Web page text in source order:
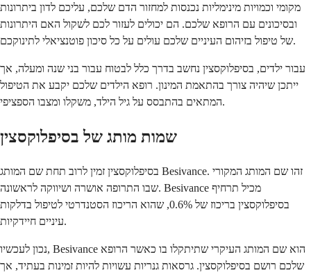
מקומי וכמויות מינימליות נכנסות למחזור הדם שלכם, עליכם לדון ביתרונות
ובסיכונים עם הרופא שלכם. הם יכולים לעזור לכם לשקול האם היתרונות
של טיפול בזיהום העיניים שלכם עולים על כל סיכון פוטנציאלי לתינוקכם.
עבור ילדים, בסיפלוקסצין נחשב בדרך כלל לבטוח עבור בני שנה ומעלה, אך
ייתכן שיהיה צורך בהתאמת המינון. רופא הילדים שלכם יקבע את הטיפול
המתאים בהתבסס על גיל הילד, משקלו ומצבו הספציפי.
שמות מותג של בסיפלוקסצין
בסיפלוקסצין זמין לרוב תחת שם המותג Besivance. זהו שם המותג המקורי
שבו התרופה אושרה ושיווקה לראשונה. Besivance מכיל תרחיף
בסיפלוקסצין בריכוז של 0.6%, שהוא הריכוז הסטנדרטי לטיפול בדלקות
עיניים חיידקיות.
נכון לעכשיו, Besivance הוא שם המותג העיקרי שתיתקלו בו כאשר הרופא
שלכם רושם בסיפלוקסצין. גרסאות גנריות עשויות להיות זמינות בעתיד, אך